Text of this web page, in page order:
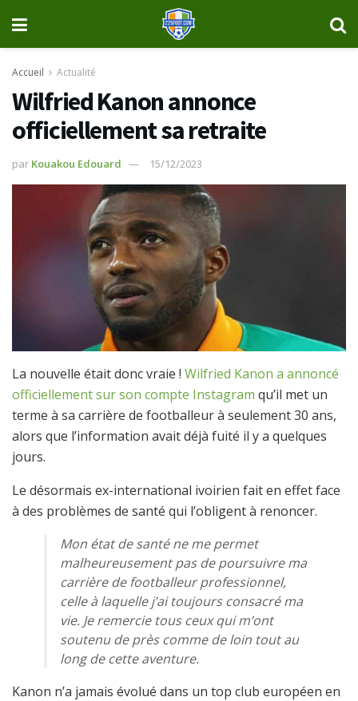
Accueil Actualité
Wilfried Kanon annonce
officiellement sa retraite
par Kouakou Edouard 15/12/2023
La nouvelle était donc vraie ! Wilfried Kanon a annoncé
officiellement sur son compte Instagram qu’il met un
terme à sa carrière de footballeur à seulement 30 ans,
alors que l’information avait déjà fuité il y a quelques
jours.
Le désormais ex-international ivoirien fait en effet face
à des problèmes de santé qui l’obligent à renoncer.
Mon état de santé ne me permet
malheureusement pas de poursuivre ma
carrière de footballeur professionnel,
celle à laquelle j’ai toujours consacré ma
vie. Je remercie tous ceux qui m’ont
soutenu de près comme de loin tout au
long de cette aventure.
Kanon n’a jamais évolué dans un top club européen en